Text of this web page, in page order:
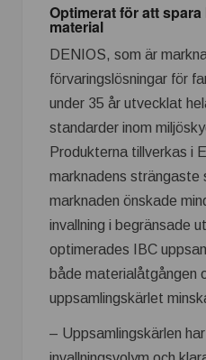
Optimerat för att
material
DENIOS, som är
förvaringslösningar för
under 35 år utvecklat
standarder inom
Produkterna tillverkas i
marknadens strängaste
marknaden önskade
invallning i begränsade
optimerades IBC
både materialåtgången
uppsamlingskärlet
– Uppsamlingskärlen